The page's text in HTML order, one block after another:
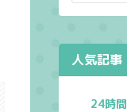
人気記事
24時間